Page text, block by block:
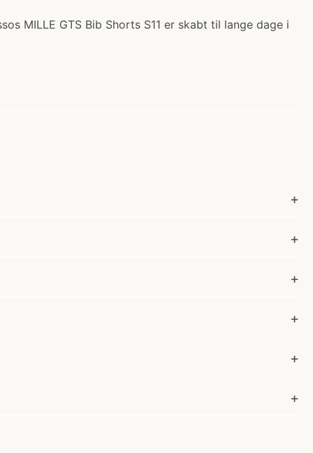
MILLE GTS Bib Shorts S11 er skabt til lange dage i